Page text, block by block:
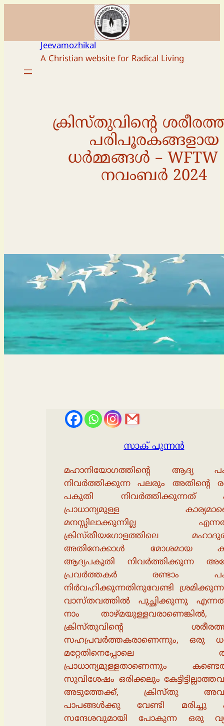
Jeevamozhikal
A Christian website for Radical Living
ക്രിസ്തുവിൻ്റെ
പരിപൂരകങ്ങളായ
ധർമ്മങ്ങൾ – WFTW
നവംബർ 2024
സാക് പുന്നൻ
മഹാനിയോഗത്തിൻ്റെ ആദ്യ
നിവർത്തിക്കുന്ന പലരും അതിൻ്റെ
പകുതി നിവർത്തിക്കുന്നത്
പ്രാധാന്യമുള്ള
മനസ്സിലാക്കുന്നില്ല
ക്രിസ്തീയഗോളത്തിലെ
അതിനേക്കാൾ മോശമായ
ആദ്യപകുതി നിവർത്തിക്കുന്ന
പ്രവർത്തകർ രണ്ടാം
നിർവഹിക്കുന്നതിനുവേണ്ടി
വാസ്തവത്തിൽ പുച്ഛിക്കുന്നു
നാം താഴ്മയുള്ളവരാണെങ്കിൽ,
ക്രിസ്തുവിൻ്റെ
സഹപ്രവർത്തകരാണെന്നും, ഒരു
മറ്റേതിനെപ്പോലെ
പ്രാധാന്യമുള്ളതാണെന്നും
സുവിശേഷം ഒരിക്കലും
അടുത്തേക്ക്, ക്രിസ്തു
പാപങ്ങൾക്കു വേണ്ടി മരിച്ചു
സന്ദേശവുമായി പോകുന്ന ഒരു